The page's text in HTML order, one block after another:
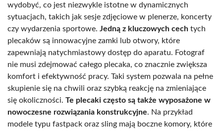
wydobyć, co jest niezwykle istotne w dynamicznych
sytuacjach, takich jak sesje zdjęciowe w plenerze, koncerty
czy wydarzenia sportowe. Jedną z kluczowych cech tych
plecaków są innowacyjne zamki lub otwory, które
zapewniają natychmiastowy dostęp do aparatu. Fotograf
nie musi zdejmować całego plecaka, co znacznie zwiększa
komfort i efektywność pracy. Taki system pozwala na pełne
skupienie się na chwili oraz szybką reakcję na zmieniające
się okoliczności. Te plecaki często są także wyposażone w
nowoczesne rozwiązania konstrukcyjne. Na przykład
modele typu fastpack oraz sling mają boczne komory, które